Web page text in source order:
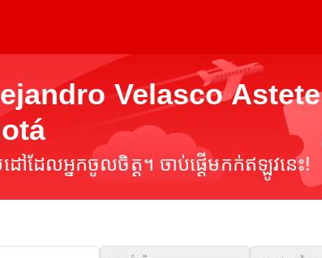
Velasco Astete
ដែលអ្នកចូលចិត្ត។ ចាប់ផ្តើមកក់ឥឡូវនេះ!